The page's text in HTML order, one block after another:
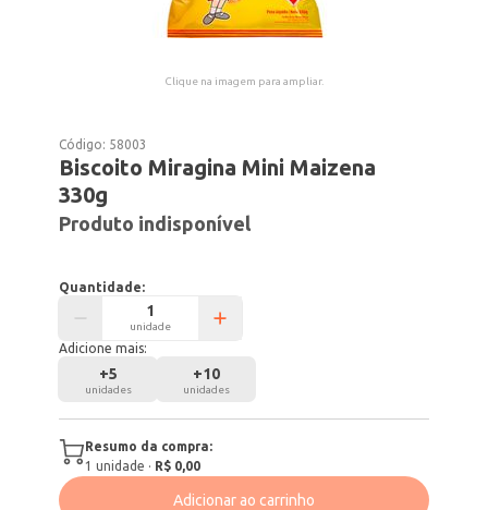
Clique na imagem para ampliar.
Código: 58003
Biscoito Miragina Mini Maizena
330g
Produto indisponível
Quantidade:
unidade
Adicione mais:
+5
unidades
+10
unidades
Resumo da compra:
1 unidade · R$ 0,00
Adicionar ao carrinho